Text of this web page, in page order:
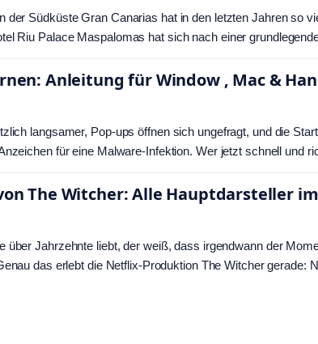
der Südküste Gran Canarias hat in den letzten Jahren so
Riu Palace Maspalomas hat sich nach einer
Anleitung für Window , Mac &
langsamer, Pop-ups öffnen sich ungefragt, und die
für eine Malware-Infektion. Wer jetzt schnell und
The Witcher: Alle Hauptdarsteller
über Jahrzehnte liebt, der weiß, dass irgendwann der
das erlebt die Netflix-Produktion The Witcher gerade: